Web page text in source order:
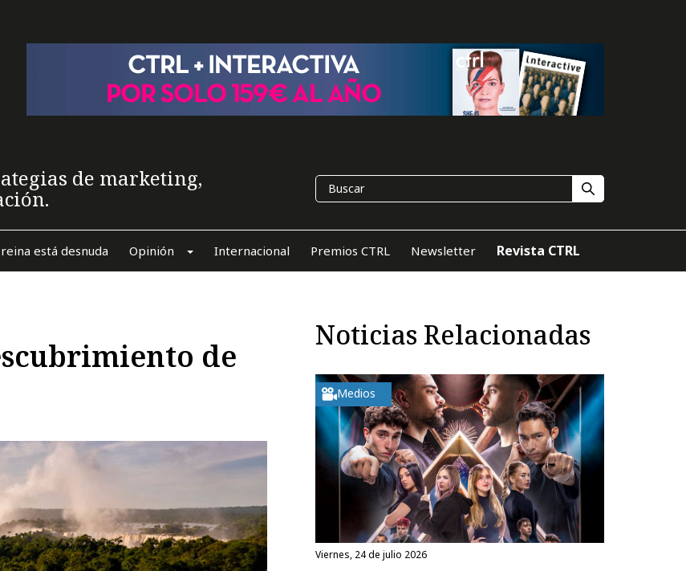
de marketing,
está desnuda Opinión Internacional Premios CTRL Newsletter Revista CTRL
de
Noticias Relacionadas
Medios
viernes, 24 de julio 2026